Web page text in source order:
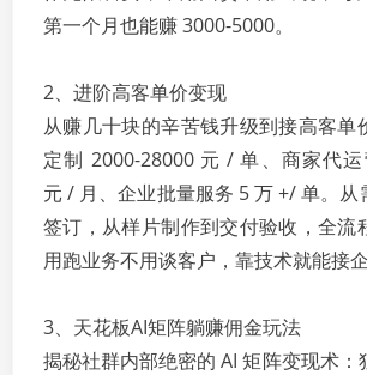
第一个月也能赚 3000-5000。
2、进阶高客单价变现
从赚几十块的辛苦钱升级到接高客单
定制 2000-28000 元 / 单、商家代
元 / 月、企业批量服务 5 万 +/ 单。从
签订，从样片制作到交付验收，全流
用跑业务不用谈客户，靠技术就能接企
3、天花板AI矩阵躺赚佣金玩法
揭秘社群内部绝密的 AI 矩阵变现术：